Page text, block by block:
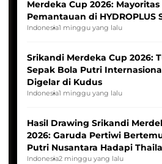
Merdeka Cup 2026: Mayoritas
Pemantauan di HYDROPLUS
League
Indonesia1 minggu yang lalu
Srikandi Merdeka Cup 2026:
Sepak Bola Putri
Digelar di Kudus
Indonesia1 minggu yang lalu
Hasil Drawing Srikandi
2026: Garuda Pertiwi
Putri Nusantara Hadapi
Indonesia2 minggu yang lalu